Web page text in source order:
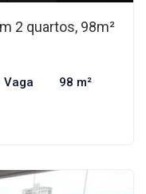
2 quartos, 98m²
Vaga 98 m²